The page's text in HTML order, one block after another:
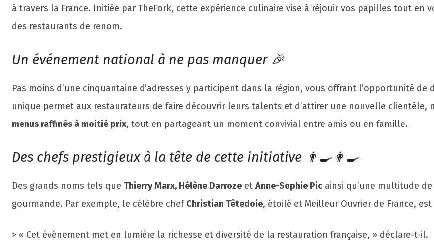
à travers la France. Initiée par TheFork, cette expérience culinaire vise à réjouir vos papilles tout en
des restaurants de renom.
Un événement national à ne pas manquer 🎉
Pas moins d’une cinquantaine d’adresses y participent dans la région, vous offrant l’opportunité
unique permet aux restaurateurs de faire découvrir leurs talents et d’attirer une nouvelle clientèle,
menus raffinés à moitié prix, tout en partageant un moment convivial entre amis ou en famille.
Des chefs prestigieux à la tête de cette initiative 👨‍🍳👩‍🍳
Des grands noms tels que Thierry Marx, Hélène Darroze et Anne-Sophie Pic ainsi qu’une multitude
gourmande. Par exemple, le célèbre chefChristian Têtedoie, étoilé et Meilleur Ouvrier de France,
> « Cet événement met en lumière la richesse et diversité de la restauration française, » déclare-t-il.